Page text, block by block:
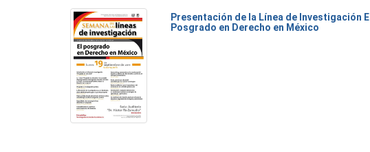
Presentación de la Línea de Investigación El
Posgrado en Derecho en México